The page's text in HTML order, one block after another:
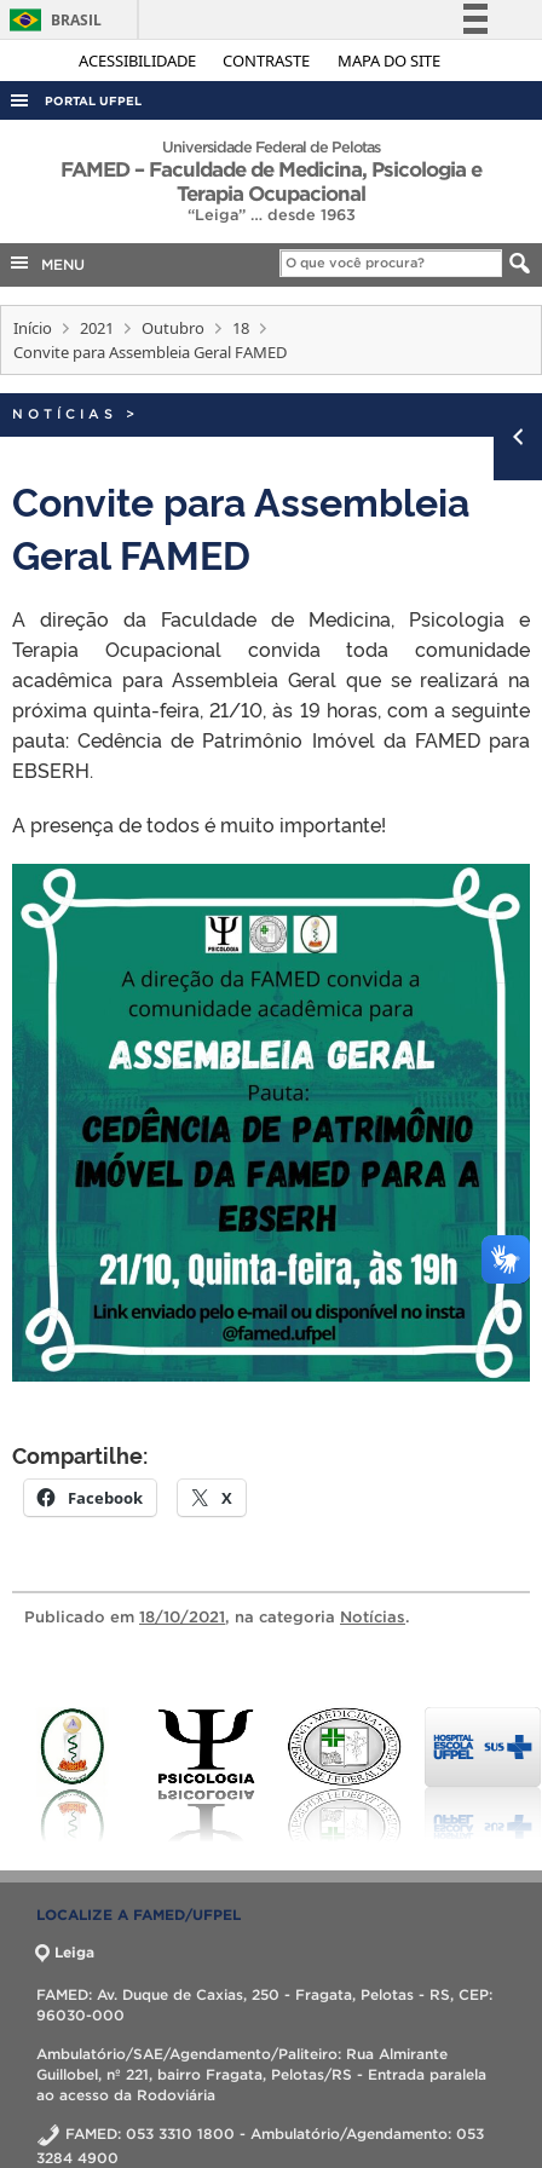
ACESSIBILIDADE CONTRASTE MAPA DO SITE
BRASIL
Simplifique!
Acesso à informação
Legislação
Canais
PORTAL UFPEL
ACESSO À INFORMAÇÃO
CONCURSOS
EDITAIS
INTERNACIONAL
Universidade Federal de Pelotas
FAMED – Faculdade de Medicina, Psicologia e
Terapia Ocupacional
“Leiga” … desde 1963
MENU
Início 2021 Outubro
18
Convite para Assembleia Geral FAMED
NOTÍCIAS >
Convite para Assembleia
Geral FAMED
A direção da Faculdade de Medicina, Psicologia e
Terapia Ocupacional convida toda comunidade
acadêmica para Assembleia Geral que se realizará na
próxima quinta-feira, 21/10, às 19 horas, com a seguinte
pauta: Cedência de Patrimônio Imóvel da FAMED para
EBSERH.
A presença de todos é muito importante!
Compartilhe:
Facebook X
Publicado em 18/10/2021, na categoria Notícias.
LOCALIZE A FAMED/UFPEL
Leiga
FAMED: Av. Duque de Caxias, 250 - Fragata, Pelotas - RS, CEP:
96030-000
Ambulatório/SAE/Agendamento/Paliteiro: Rua Almirante
Guillobel, nº 221, bairro Fragata, Pelotas/RS - Entrada paralela
ao acesso da Rodoviária
FAMED: 053 3310 1800 - Ambulatório/Agendamento: 053
3284 4900